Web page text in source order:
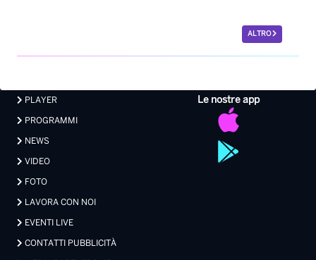
ALTRO
Le nostre app
PLAYER
PROGRAMMI
NEWS
VIDEO
FOTO
LAVORA CON NOI
EVENTI LIVE
CONTATTI PUBBLICITÀ